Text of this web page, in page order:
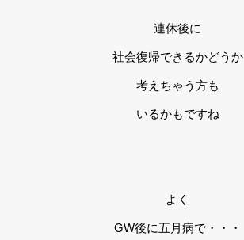
連休後に
社会復帰できるかどうか
考えちゃう方も
いるかもですね
よく
GW後に五月病で・・・